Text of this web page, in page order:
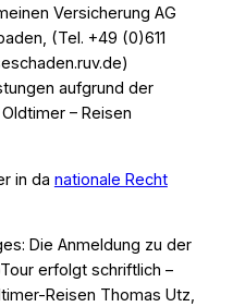
Versicherung AG
(Tel. +49 (0)611
aufgrund der
– Reisen
in da nationale Recht
Die Anmeldung zu der
erfolgt schriftlich –
Reisen Thomas Utz,